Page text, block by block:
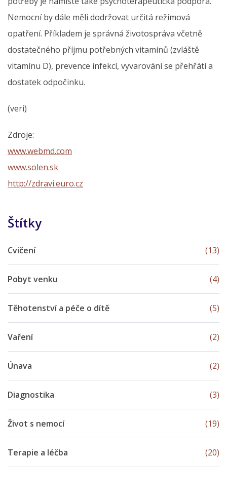
Nemocní by dále měli dodržovat určitá režimová
opatření. Příkladem je správná životospráva včetně
dostatečného příjmu potřebných vitamínů (zvláště
vitamínu D), prevence infekcí, vyvarování se přehřátí a
dostatek odpočinku.
(veri)
Zdroje:
www.webmd.com
www.solen.sk
http://zdravi.euro.cz
Štítky
Cvičení (13)
Pobyt venku (4)
Těhotenství a péče o dítě (5)
Vaření (2)
Únava (2)
Diagnostika (3)
Život s nemocí (19)
Terapie a léčba (20)